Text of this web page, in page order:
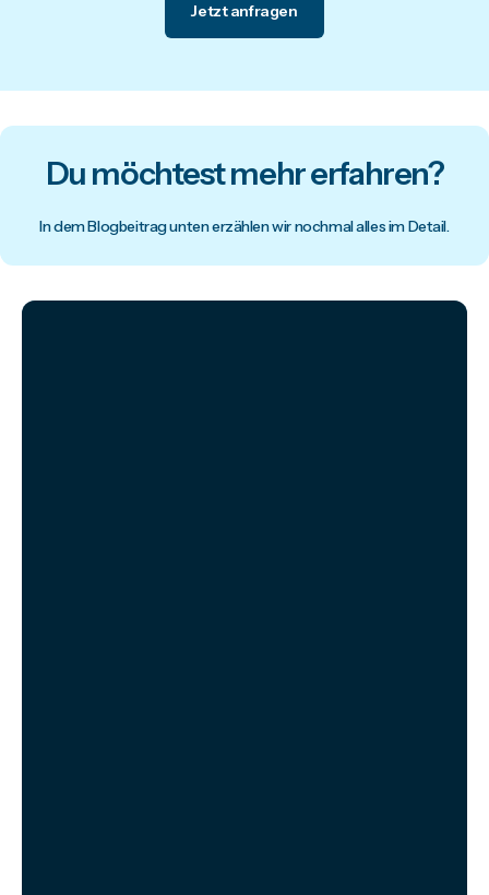
Jetzt anfragen
Du möchtest mehr erfahren?
In dem Blogbeitrag unten erzählen wir nochmal alles im Detail.